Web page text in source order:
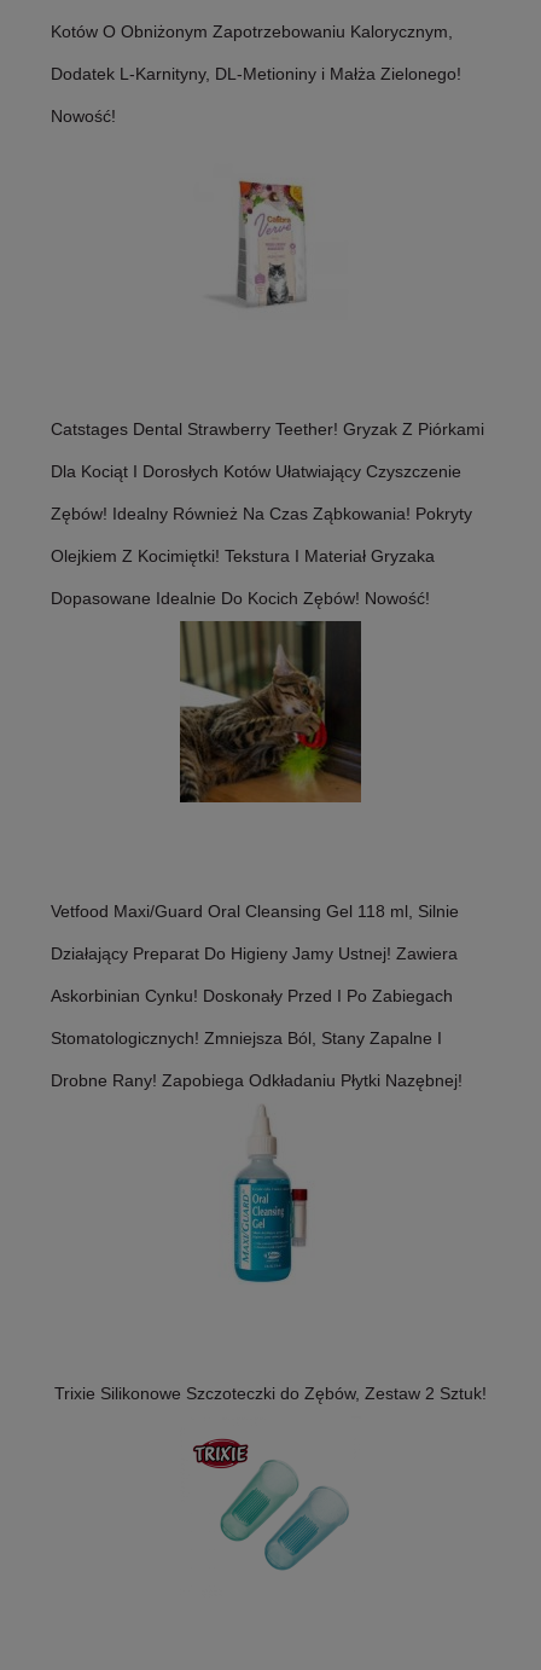
Kotów O Obniżonym Zapotrzebowaniu Kalorycznym,
Dodatek L-Karnityny, DL-Metioniny i Małża Zielonego!
Nowość!
Catstages Dental Strawberry Teether! Gryzak Z Piórkami
Dla Kociąt I Dorosłych Kotów Ułatwiający Czyszczenie
Zębów! Idealny Również Na Czas Ząbkowania! Pokryty
Olejkiem Z Kocimiętki! Tekstura I Materiał Gryzaka
Dopasowane Idealnie Do Kocich Zębów! Nowość!
Vetfood Maxi/Guard Oral Cleansing Gel 118 ml, Silnie
Działający Preparat Do Higieny Jamy Ustnej! Zawiera
Askorbinian Cynku! Doskonały Przed I Po Zabiegach
Stomatologicznych! Zmniejsza Ból, Stany Zapalne I
Drobne Rany! Zapobiega Odkładaniu Płytki Nazębnej!
Trixie Silikonowe Szczoteczki do Zębów, Zestaw 2 Sztuk!